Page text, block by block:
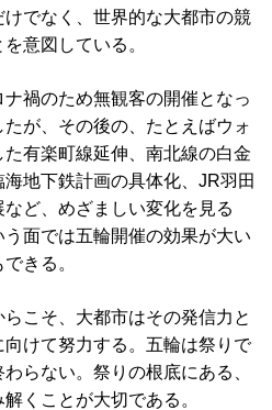
でなく、世界的な大都市の競
意図している。
禍のため無観客の開催となっ
が、その後の、たとえばウォ
有楽町線延伸、南北線の白金
地下鉄計画の具体化、JR羽田
ど、めざましい変化を見る
面では五輪開催の効果が大い
きる。
こそ、大都市はその発信力と
けて努力する。五輪は祭りで
らない。祭りの根底にある、
くことが大切である。